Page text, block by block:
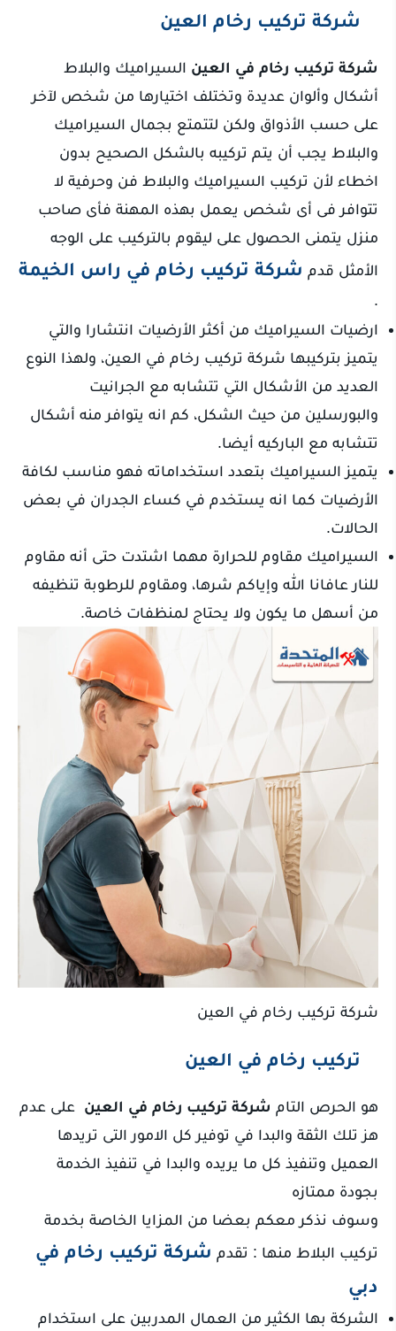
شركة تركيب رخام العين
شركة تركيب رخام في العين السيراميك والبلاط
أشكال وألوان عديدة وتختلف اختيارها من شخص لآخر
على حسب الأذواق ولكن لتتمتع بجمال السيراميك
والبلاط يجب أن يتم تركيبه بالشكل الصحيح بدون
اخطاء لأن تركيب السيراميك والبلاط فن وحرفية لا
تتوافر فى أى شخص يعمل بهذه المهنة فأى صاحب
منزل يتمنى الحصول على ليقوم بالتركيب على الوجه
الأمثل قدم شركة تركيب رخام في راس الخيمة
.
ارضيات السيراميك من أكثر الأرضيات انتشارا والتي
يتميز بتركيبها شركة تركيب رخام في العين، ولهذا النوع
العديد من الأشكال التي تتشابه مع الجرانيت
والبورسلين من حيث الشكل، كم انه يتوافر منه أشكال
تتشابه مع الباركيه أيضا.
يتميز السيراميك بتعدد استخداماته فهو مناسب لكافة
الأرضيات كما انه يستخدم في كساء الجدران في بعض
الحالات.
السيراميك مقاوم للحرارة مهما اشتدت حتى أنه مقاوم
للنار عافانا الله وإياكم شرها، ومقاوم للرطوبة تنظيفه
من أسهل ما يكون ولا يحتاج لمنظفات خاصة.
شركة تركيب رخام في العين
تركيب رخام في العين
هو الحرص التام شركة تركيب رخام في العين على عدم
هز تلك الثقة والبدا في توفير كل الامور التى تريدها
العميل وتنفيذ كل ما يريده والبدا في تنفيذ الخدمة
بجودة ممتازه
وسوف نذكر معكم بعضا من المزايا الخاصة بخدمة
تركيب البلاط منها : تقدم شركة تركيب رخام في
دبي
الشركة بها الكثير من العمال المدربين على استخدام